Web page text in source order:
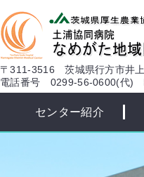
〒311-3516 茨城県行方市井
電話番号 0299-56-0600(代)
センター紹介